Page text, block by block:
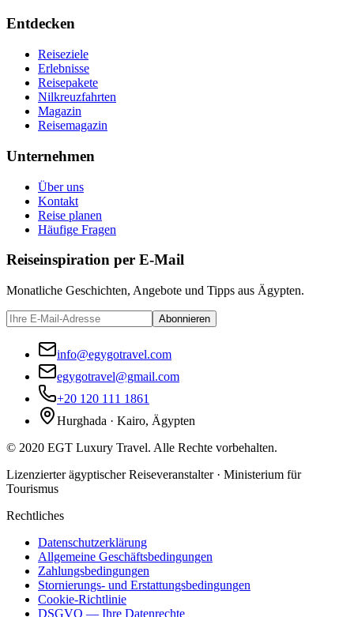
Entdecken
Reiseziele
Erlebnisse
Reisepakete
Nilkreuzfahrten
Magazin
Reisemagazin
Unternehmen
Über uns
Kontakt
Reise planen
Häufige Fragen
Reiseinspiration per E-Mail
Monatliche Geschichten, Angebote und Tipps aus Ägypten.
Abonnieren
info@egygotravel.com
egygotravel@gmail.com
+20 120 111 1861
Hurghada · Kairo, Ägypten
© 2020 EGT Luxury Travel. Alle Rechte vorbehalten.
Lizenzierter ägyptischer Reiseveranstalter · Ministerium für
Tourismus
Rechtliches
Datenschutzerklärung
Allgemeine Geschäftsbedingungen
Zahlungsbedingungen
Stornierungs- und Erstattungsbedingungen
Cookie-Richtlinie
DSGVO — Ihre Datenrechte